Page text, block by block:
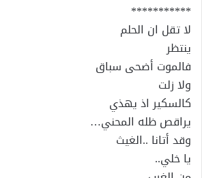
***********
لا تقل ان الحلم
ينتظر
فالموت أضحى سباق
ولا زلت
كالسكير اذ يهذي
يراقص ظله المحني…
وقد أتانا ..الغيث
يا خلي..